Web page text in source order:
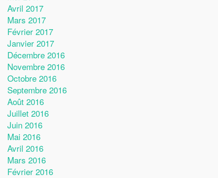
Avril 2017
Mars 2017
Février 2017
Janvier 2017
Décembre 2016
Novembre 2016
Octobre 2016
Septembre 2016
Août 2016
Juillet 2016
Juin 2016
Mai 2016
Avril 2016
Mars 2016
Février 2016